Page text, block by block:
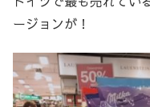
ージョンが！